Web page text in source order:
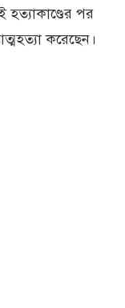
হত্যাকাণ্ডের পর
করেছেন।